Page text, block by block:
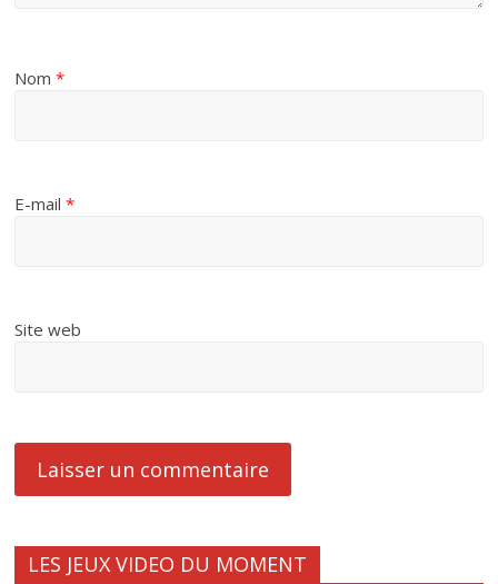
Nom*
E-mail*
Site web
LES JEUX VIDEO DU MOMENT